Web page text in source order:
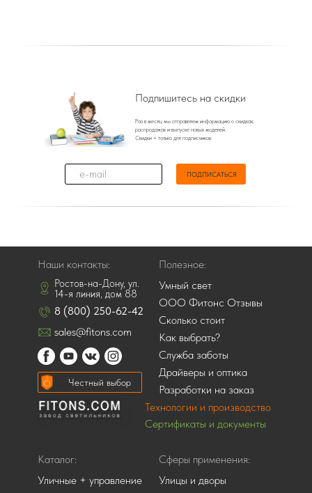
Подпишитесь на скидки
Раз в месяц мы отправляем информацию о скидках,
распродажах и выпуске новых моделей.
Скидки + только для подписчиков.
ПОДПИСАТЬСЯ
Наши контакты:
Ростов-на-Дону, ул.
14-я линия, дом 88
8 (800) 250-62-42
sales@fitons.com
Полезное:
Каталог:
Умный свет
ООО Фитонс Отзывы
Сколько стоит
Как выбрать?
Служба заботы
Уличные + управление
Улицы и дворы
Драйверы и оптика
Разработки на заказ
Сферы применения:
Честный выбор
Технологии и производство
Сертификаты и документы